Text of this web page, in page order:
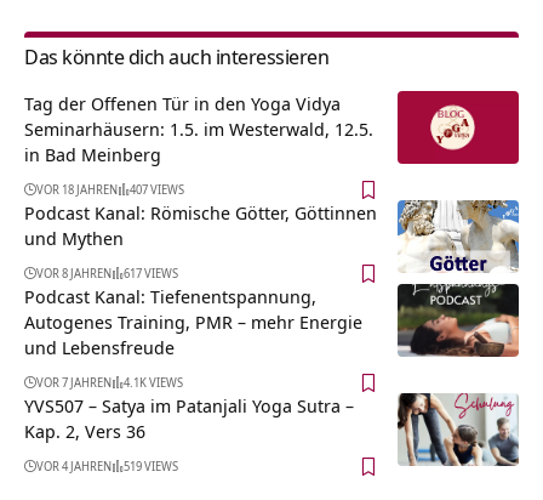
Das könnte dich auch interessieren
Tag der Offenen Tür in den Yoga Vidya
Seminarhäusern: 1.5. im Westerwald, 12.5.
in Bad Meinberg
VOR 18 JAHREN 407 VIEWS
Podcast Kanal: Römische Götter, Göttinnen
und Mythen
VOR 8 JAHREN 617 VIEWS
Podcast Kanal: Tiefenentspannung,
Autogenes Training, PMR – mehr Energie
und Lebensfreude
VOR 7 JAHREN 4.1K VIEWS
YVS507 – Satya im Patanjali Yoga Sutra –
Kap. 2, Vers 36
VOR 4 JAHREN 519 VIEWS